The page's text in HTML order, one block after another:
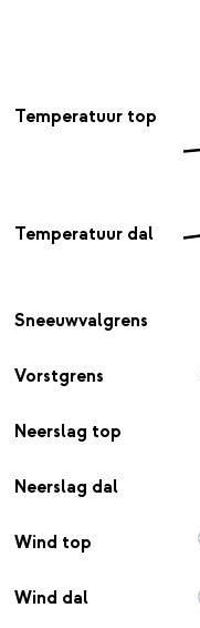
Temperatuur top
Temperatuur dal
Sneeuwvalgrens
Vorstgrens
Neerslag top
Neerslag dal
Wind top
Wind dal